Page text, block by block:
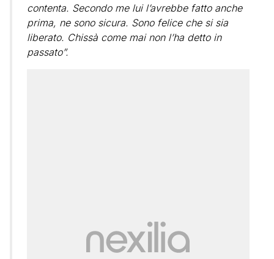
contenta. Secondo me lui l’avrebbe fatto anche
prima, ne sono sicura. Sono felice che si sia
liberato. Chissà come mai non l’ha detto in
passato”.